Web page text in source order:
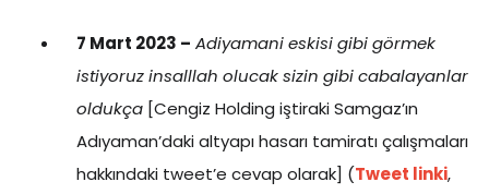
7 Mart 2023 – Adiyamani eskisi gibi görmek
istiyoruz insalllah olucak sizin gibi cabalayanlar
oldukça [Cengiz Holding iştiraki Samgaz’ın
Adıyaman’daki altyapı hasarı tamiratı çalışmaları
hakkındaki tweet’e cevap olarak] (Tweet linki,